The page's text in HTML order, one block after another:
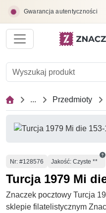
Gwarancja autentyczności
... Przedmioty
Numer
Nr: #128576 Jakość: Czyste **
Turcja 1979 Mi
Znaczek pocztowy Turcja
sklepie filatelistycznym